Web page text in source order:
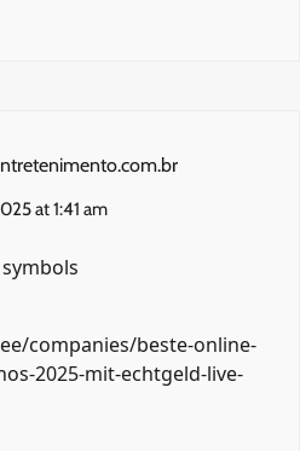
at 1:41 am
companies/beste-online-
2025-mit-echtgeld-live-